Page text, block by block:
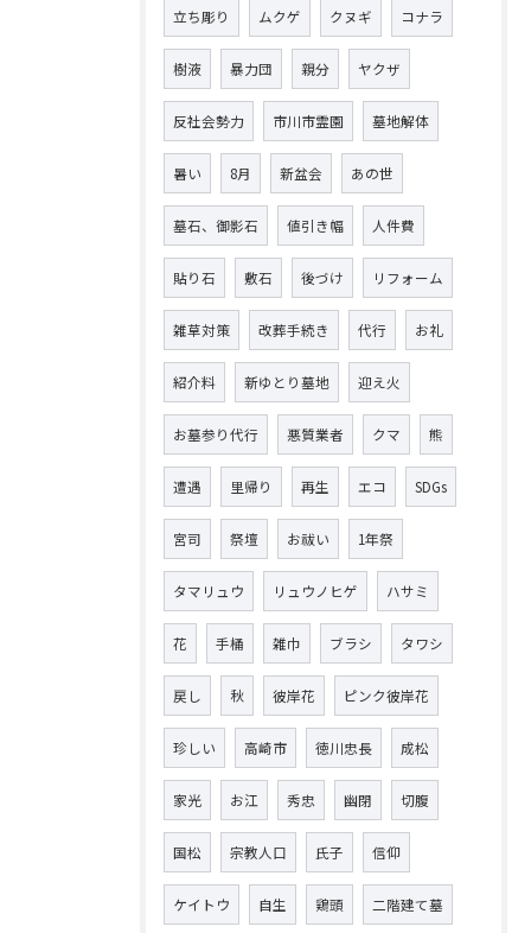
立ち彫り ムクゲ クヌギ コナラ
樹液 暴力団 親分 ヤクザ
反社会勢力 市川市霊園 墓地解体
暑い 8月 新盆会 あの世
墓石、御影石 値引き幅 人件費
貼り石 敷石 後づけ リフォーム
雑草対策 改葬手続き 代行 お礼
紹介料 新ゆとり墓地 迎え火
お墓参り代行 悪質業者 クマ 熊
遭遇 里帰り 再生 エコ SDGs
宮司 祭壇 お祓い 1年祭
タマリュウ リュウノヒゲ ハサミ
花 手桶 雑巾 ブラシ タワシ
戻し 秋 彼岸花 ピンク彼岸花
珍しい 高崎市 徳川忠長 成松
家光 お江 秀忠 幽閉 切腹
国松 宗教人口 氏子 信仰
ケイトウ 自生 鶏頭 二階建て墓